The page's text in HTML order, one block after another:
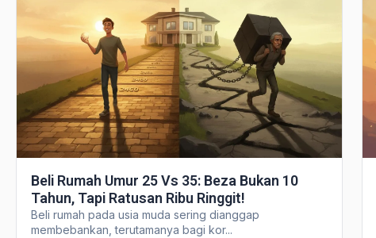
Beli Rumah Umur 25 Vs 35: Beza Bukan 10
Tahun, Tapi Ratusan Ribu Ringgit!
Beli rumah pada usia muda sering dianggap
membebankan, terutamanya bagi kor...